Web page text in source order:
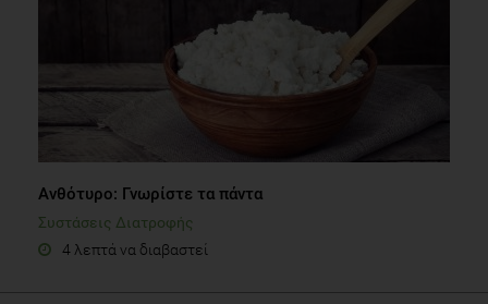
Ανθότυρο: Γνωρίστε τα πάντα
Συστάσεις Διατροφής
4 λεπτά να διαβαστεί